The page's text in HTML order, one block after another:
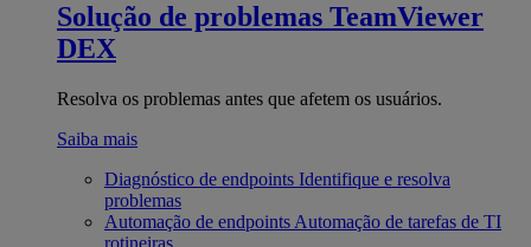
Solução de problemas TeamViewer
DEX
Resolva os problemas antes que afetem os usuários.
Saiba mais
Diagnóstico de endpoints Identifique e resolva
problemas
Automação de endpoints Automação de tarefas de TI
rotineiras